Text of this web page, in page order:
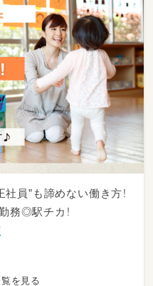
社員”も諦めない働き方！
務◎駅チカ！
を見る